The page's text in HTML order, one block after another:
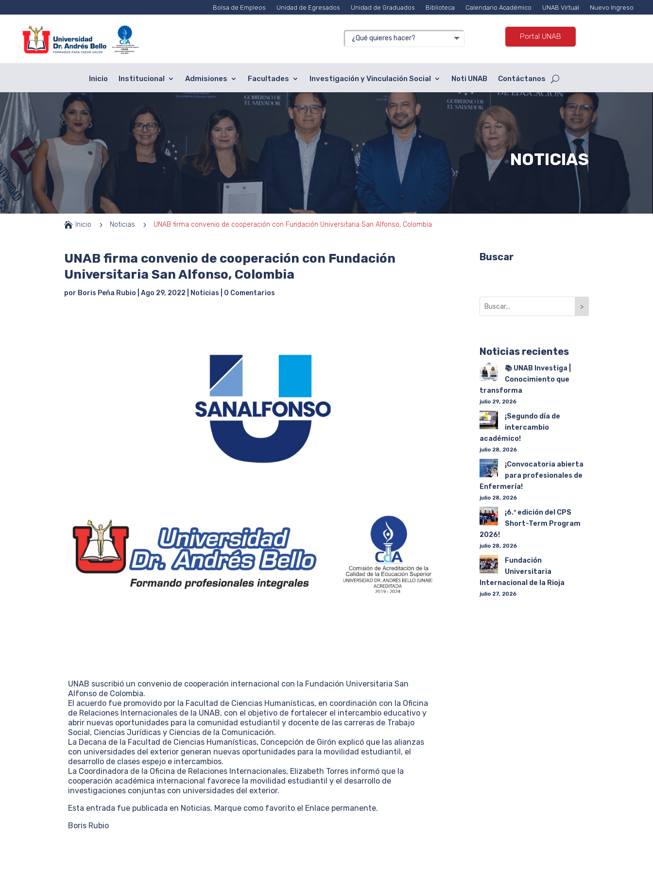
Bolsa de Empleos Unidad de Egresados Unidad de Graduados Biblioteca Calendario Académico UNAB Virtual Nuevo Ingreso
Portal UNAB
Inicio Institucional Admisiones Facultades Investigación y Vinculación Social Noti UNAB Contáctanos
NOTICIAS
 Inicio 5 Noticias 5 UNAB firma convenio de cooperación con Fundación Universitaria San Alfonso, Colombia
UNAB firma convenio de cooperación con Fundación
Universitaria San Alfonso, Colombia
por Boris Peña Rubio Ago 29, 2022 Noticias 0 Comentarios
UNAB suscribió un convenio de cooperación internacional con la Fundación Universitaria San
Alfonso de Colombia.
El acuerdo fue promovido por la Facultad de Ciencias Humanísticas, en coordinación con la Oficina
de Relaciones Internacionales de la UNAB, con el objetivo de fortalecer el intercambio educativo y
abrir nuevas oportunidades para la comunidad estudiantil y docente de las carreras de Trabajo
Social, Ciencias Jurídicas y Ciencias de la Comunicación.
La Decana de la Facultad de Ciencias Humanísticas, Concepción de Girón explicó que las alianzas
con universidades del exterior generan nuevas oportunidades para la movilidad estudiantil, el
desarrollo de clases espejo e intercambios.
La Coordinadora de la Oficina de Relaciones Internacionales, Elizabeth Torres informó que la
cooperación académica internacional favorece la movilidad estudiantil y el desarrollo de
investigaciones conjuntas con universidades del exterior.
Esta entrada fue publicada en Noticias. Marque como favorito el Enlace permanente.
Boris Rubio
Buscar
>
Noticias recientes
📚 UNAB Investiga |
Conocimiento que
transforma
julio 29, 2026
¡Segundo día de
intercambio
académico!
julio 28, 2026
¡Convocatoria abierta
para profesionales de
Enfermería!
julio 28, 2026
¡6.ª edición del CPS
Short-Term Program
2026!
julio 28, 2026
Fundación
Universitaria
Internacional de la Rioja
julio 27, 2026